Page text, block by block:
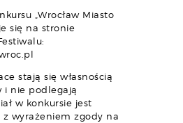
„Wrocław Miasto
się na stronie
stają się własnością
i nie podlegają
w konkursie jest
wyrażeniem zgody na